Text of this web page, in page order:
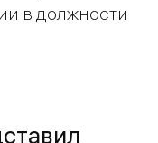
в должности